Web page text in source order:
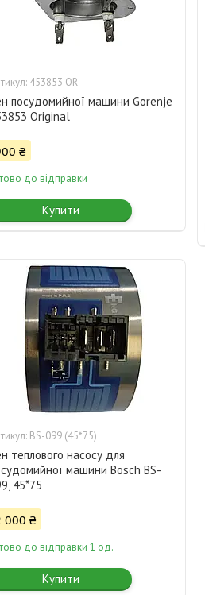
453853 OR
посудомийної машини Gorenje
Original
₴
до відправки
Купити
BS-099 (45*75)
теплового насосу для
машини Bosch BS-
45*75
000 ₴
до відправки 1 од.
Купити